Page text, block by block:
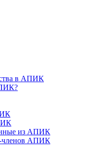
в АПИК
из АПИК
членов АПИК